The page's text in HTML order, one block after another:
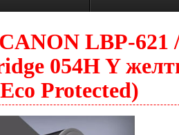
LBP-621
054H Y
Protected)